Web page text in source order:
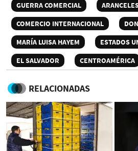
GUERRA COMERCIAL
COMERCIO INTERNACIONAL
MARÍA LUISA HAYEM
ESTADOS
EL SALVADOR
CENTROAMÉRICA
RELACIONADAS